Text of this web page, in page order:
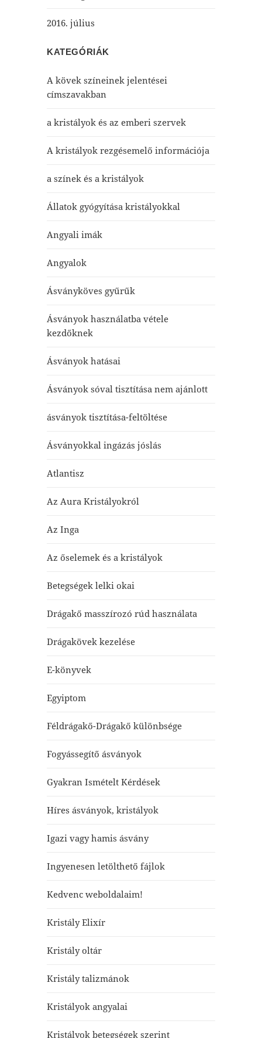
2016. július
KATEGÓRIÁK
A kövek színeinek jelentései
címszavakban
a kristályok és az emberi szervek
A kristályok rezgésemelő információja
a színek és a kristályok
Állatok gyógyítása kristályokkal
Angyali imák
Angyalok
Ásványköves gyűrűk
Ásványok használatba vétele
kezdőknek
Ásványok hatásai
Ásványok sóval tisztítása nem ajánlott
ásványok tisztítása-feltöltése
Ásványokkal ingázás jóslás
Atlantisz
Az Aura Kristályokról
Az Inga
Az őselemek és a kristályok
Betegségek lelki okai
Drágakő masszírozó rúd használata
Drágakövek kezelése
E-könyvek
Egyiptom
Féldrágakő-Drágakő különbsége
Fogyássegítő ásványok
Gyakran Ismételt Kérdések
Híres ásványok, kristályok
Igazi vagy hamis ásvány
Ingyenesen letölthető fájlok
Kedvenc weboldalaim!
Kristály Elixír
Kristály oltár
Kristály talizmánok
Kristályok angyalai
Kristályok betegségek szerint